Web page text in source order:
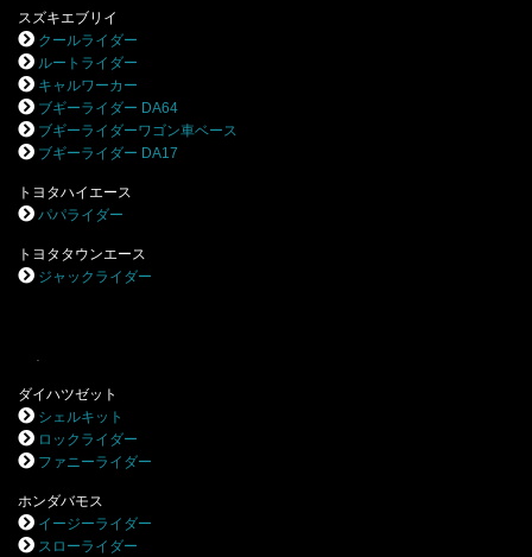
スズキエブリイ
クールライダー
ルートライダー
キャルワーカー
ブギーライダー DA64
ブギーライダーワゴン車ベース
ブギーライダー DA17
トヨタハイエース
パパライダー
トヨタタウンエース
ジャックライダー
ダイハツゼット
シェルキット
ロックライダー
ファニーライダー
ホンダバモス
イージーライダー
スローライダー